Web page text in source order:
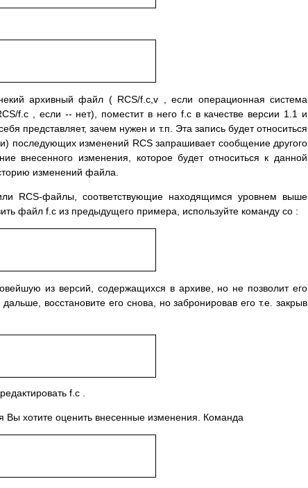
архивный файл ( RCS/f.c,v , если операционная система
f.c , если -- нет), поместит в него f.c в качестве версии 1.1 и
представляет, зачем нужен и т.п. Эта запись будет относиться
последующих изменений RCS запрашивает сообщение другого
внесенного изменения, которое будет относиться к данной
изменений файла.
RCS-файлы, соответствующие находящимся уровнем выше
файл f.c из предыдущего примера, используйте команду co :
из версий, содержащихся в архиве, но не позволит его
восстановите его снова, но забронировав его т.е. закрыв
f.c .
Вы хотите оценить внесенные изменения. Команда